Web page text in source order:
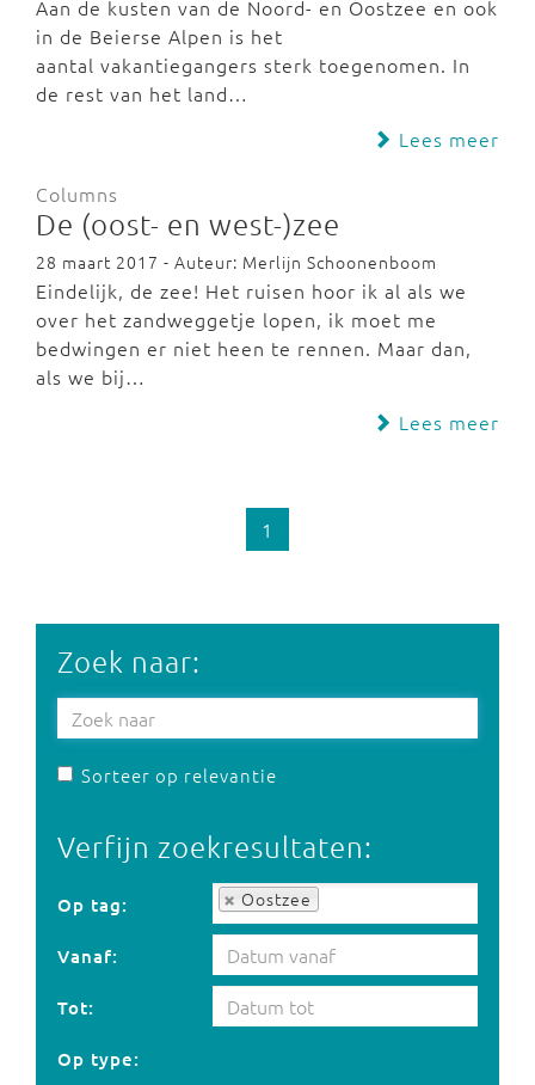
Aan de kusten van de Noord- en Oostzee en ook
in de Beierse Alpen is het
aantal vakantiegangers sterk toegenomen. In
de rest van het land…
Lees meer
Columns
De (oost- en west-)zee
28 maart 2017 - Auteur: Merlijn Schoonenboom
Eindelijk, de zee! Het ruisen hoor ik al als we
over het zandweggetje lopen, ik moet me
bedwingen er niet heen te rennen. Maar dan,
als we bij…
Lees meer
1
Zoek naar:
Sorteer op relevantie
Verfijn zoekresultaten:
Op tag: Oostzee
Op tag:
Vanaf:
Tot:
Op type: